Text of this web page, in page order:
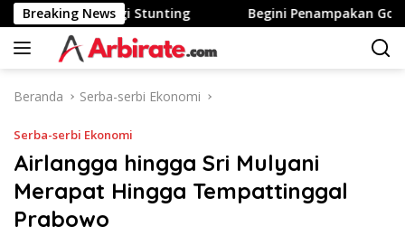
Langsung
ke
konten
Breaking News
Di Area Tinggi Stunting Begini Penampakan
Beranda Serba-serbi Ekonomi
Serba-serbi Ekonomi
Airlangga hingga Sri Mulyani
Merapat Hingga Tempattinggal
Prabowo